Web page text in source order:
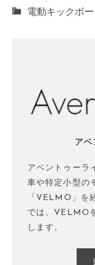
電動キックボ
アベ
アベントゥーラ
車や特定小型の
「VELMO」を
では、VELMO
します。